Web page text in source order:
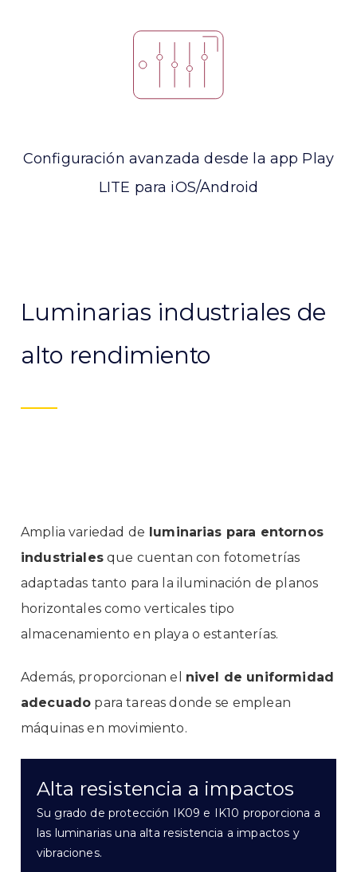
Configuración avanzada desde la app Play
LITE para iOS/Android
Luminarias industriales de
alto rendimiento
Amplia variedad de luminarias para entornos
industrialesque cuentan con fotometrías
adaptadas tanto para la iluminación de planos
horizontales como verticales tipo
almacenamiento en playa o estanterías.
Además, proporcionan el nivel de uniformidad
adecuado para tareas donde se emplean
máquinas en movimiento.
Alta resistencia a impactos
Su grado de protección IK09 e IK10 proporciona a
las luminarias una alta resistencia a impactos y
vibraciones.